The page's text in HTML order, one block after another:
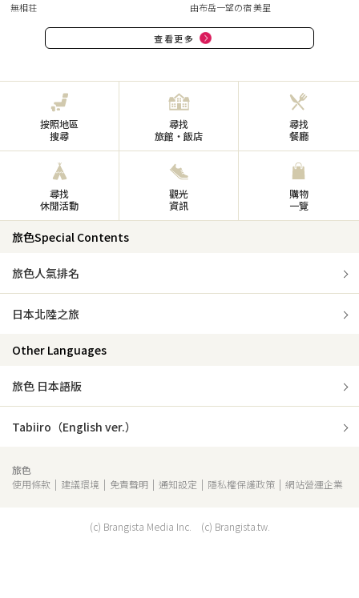
無相荘
由布岳一望の宿 美星
查看更多
按照地區
搜尋
尋找
旅館・飯店
尋找
餐廳
尋找
休閒活動
觀光
資訊
購物
一覽
旅色Special Contents
旅色人氣排名
日本北陸之旅
Other Languages
旅色 日本語版
Tabiiro（English ver.）
旅色
使用條款
建議環境 免責聲明 通知設定 隱私權保護政策 網站營運企業
(c) Brangista Media Inc. (c) Brangista.tw.